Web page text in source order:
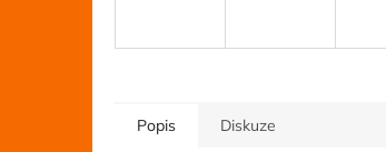
Popis Diskuze